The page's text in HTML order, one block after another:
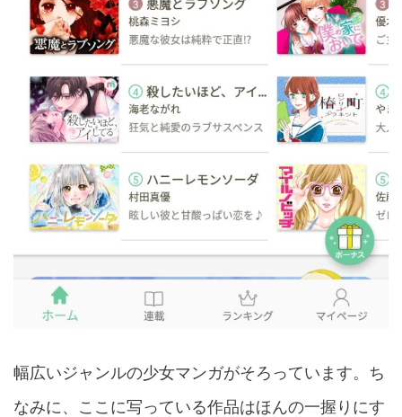
幅広いジャンルの少女マンガがそろっています。ち
なみに、ここに写っている作品はほんの一握りにす